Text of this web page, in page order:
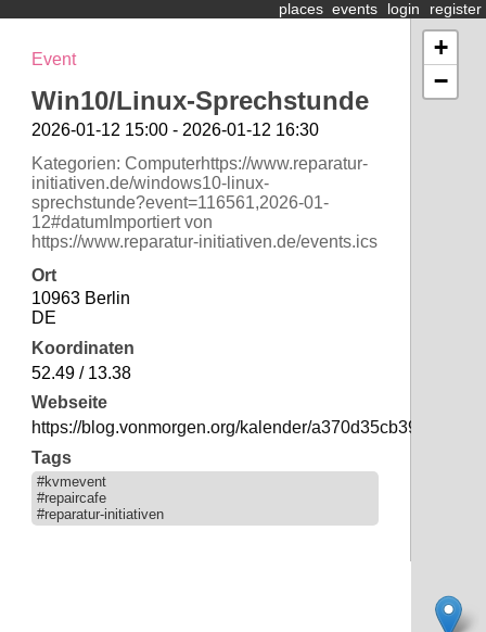
places events login register
Event
Win10/Linux-Sprechstunde
2026-01-12 15:00 - 2026-01-12 16:30
Kategorien: Computerhttps://www.reparatur-
initiativen.de/windows10-linux-
sprechstunde?event=116561,2026-01-
12#datumImportiert von
https://www.reparatur-initiativen.de/events.ics
Ort
10963 Berlin
DE
Koordinaten
52.49 / 13.38
Webseite
https://blog.vonmorgen.org/kalender/
Tags
#kvmevent
#repaircafe
#reparatur-initiativen
+
−